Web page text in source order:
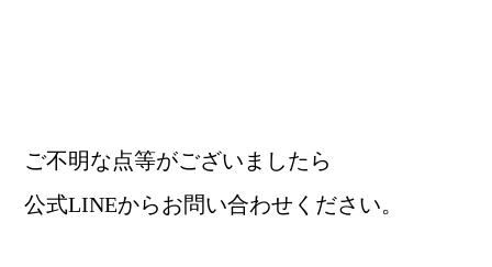
ご不明な点等がございましたら
公式LINEからお問い合わせください。